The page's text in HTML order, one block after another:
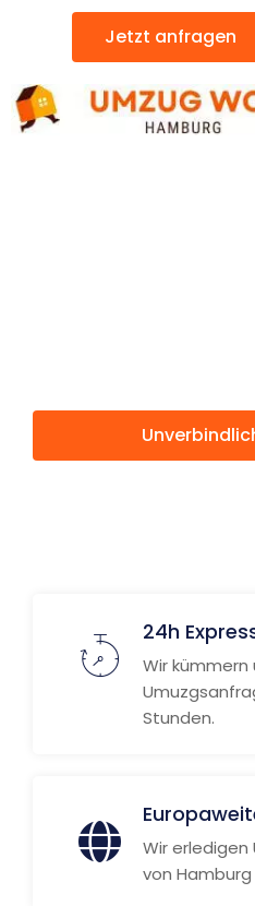
Jetzt anfragen
24h
Wir kümmern
Stunden.
Wir
von